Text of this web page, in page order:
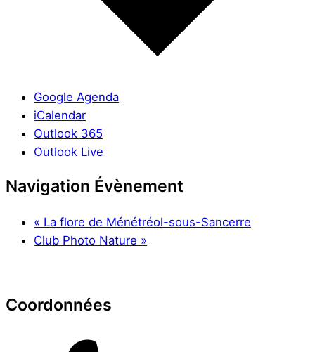
Google Agenda
iCalendar
Outlook 365
Outlook Live
Navigation Évènement
« La flore de Ménétréol-sous-Sancerre
Club Photo Nature »
Coordonnées